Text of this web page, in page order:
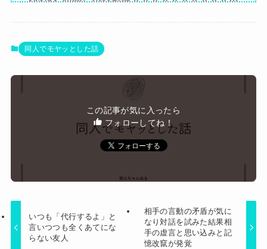
【画像】漫画家・桂正和、最新のパンツ＆お尻の
「実写かと思いました」
【悲報】ライザさん、お●ぱいを触られてしまう
【衝撃】ワイのパッパ、会社でナンバーツーにな
った結果ｗｗｗｗｗｗｗｗｗｗ
【悲報】男が嫌いな男の特徴がこちらｗｗｗｗｗ
Powered by livedoor 相互RSS
同人でモヤッとした話
この記事が気に入ったら
フォローしてね！
いつも「代行するよ」と
言いつつも全くあてにな
らない友人
相手の言動の矛盾が気に
なり対話を試みた結果相
手の虚言と思い込みと記
憶改竄が発覚